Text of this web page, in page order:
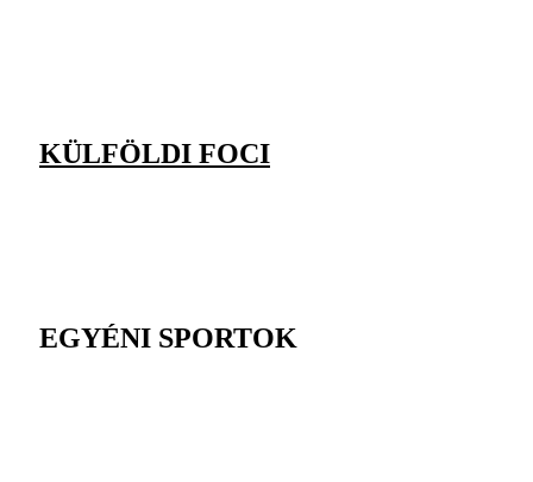
KÜLFÖLDI FOCI
EGYÉNI SPORTOK